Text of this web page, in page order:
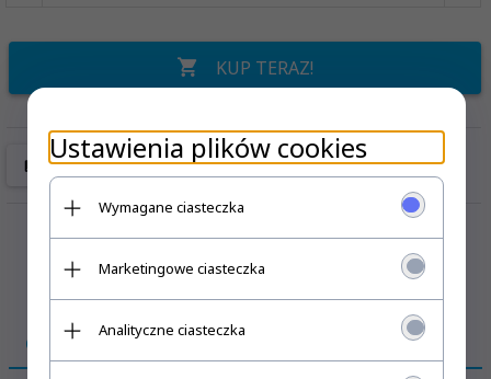
KUP TERAZ!
OPIS PRODUKTU
Ustawienia plików cookies
Wymagane ciasteczka
Marketingowe ciasteczka
Analityczne ciasteczka